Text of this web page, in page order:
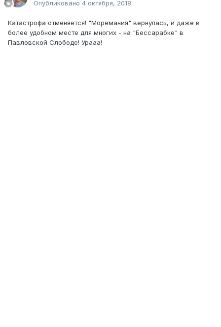
Опубликовано 4 октября, 2018
Катастрофа отменяется! "Моремания" вернулась, и даже в
более удобном месте для многих - на "Бессарабке" в
Павловской Слободе! Урааа!